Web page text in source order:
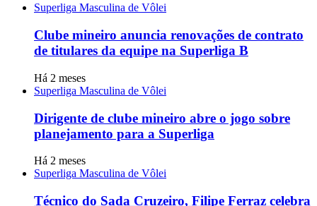
Superliga Masculina de Vôlei
Clube mineiro anuncia renovações de contrato
de titulares da equipe na Superliga B
Há 2 meses
Superliga Masculina de Vôlei
Dirigente de clube mineiro abre o jogo sobre
planejamento para a Superliga
Há 2 meses
Superliga Masculina de Vôlei
Técnico do Sada Cruzeiro, Filipe Ferraz celebra